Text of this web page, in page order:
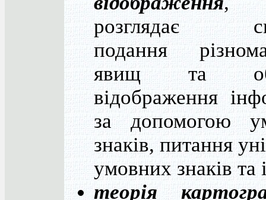
розглядає
подання
явищ та
відображення
за допомогою
знаків, питання
умовних знаків та
теорія